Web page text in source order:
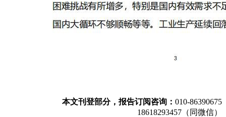
本文刊登部分，报告订阅咨询： 010-86390675
18618293457（同微信）